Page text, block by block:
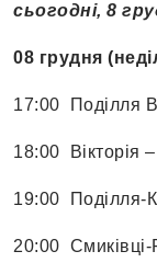
сьогодні, 8
08 грудня
17:00 Поділля
18:00 Вікторія
19:00 Поділля-
20:00